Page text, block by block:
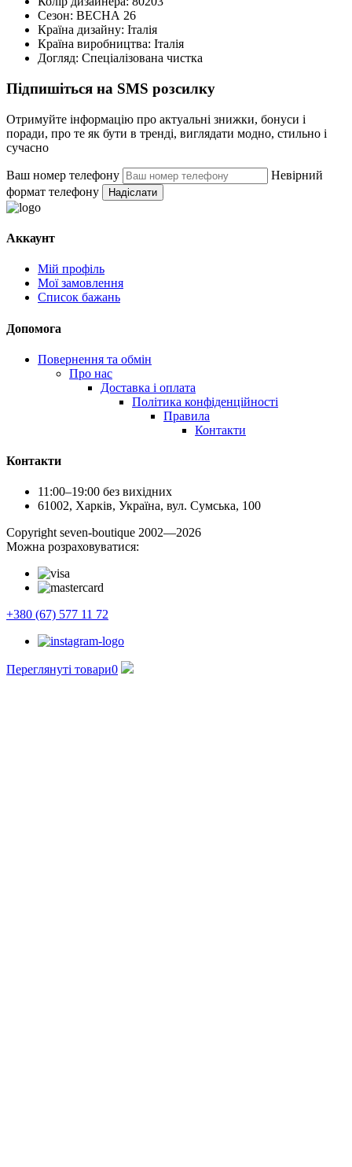
Сезон: ВЕСНА 26
Країна дизайну: Італія
Країна виробництва: Італія
Догляд: Спеціалізована чистка
Підпишіться на SMS розсилку
Отримуйте інформацію про актуальні знижки, бонуси і
поради, про те як бути в тренді, виглядати модно, стильно і
сучасно
Ваш номер телефону
Невірний
формат телефону
Надіслати
Аккаунт
Мій профіль
Мої замовлення
Список бажань
Допомога
Повернення та обмін
Про нас
Доставка і оплата
Політика конфіденційності
Правила
Контакти
Контакти
11:00–19:00 без вихідних
61002, Харків, Україна, вул. Сумська, 100
Сopyright seven-boutique 2002—2026
Можна розраховуватися:
+380 (67) 577 11 72
Переглянуті товари0